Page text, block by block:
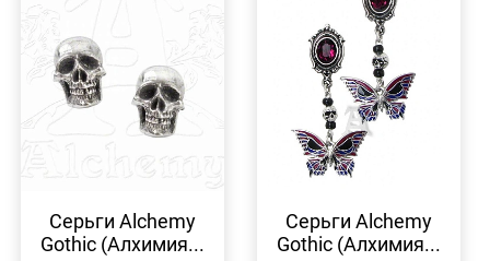
ПРОСМОТР
Серьги Alchemy
Gothic (Алхимия...
ПРОСМОТР
Серьги Alchemy
Gothic (Алхимия...